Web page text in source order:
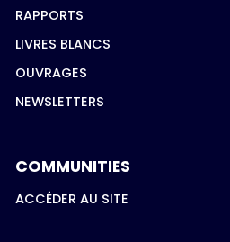
RAPPORTS
LIVRES BLANCS
OUVRAGES
NEWSLETTERS
COMMUNITIES
ACCÉDER AU SITE